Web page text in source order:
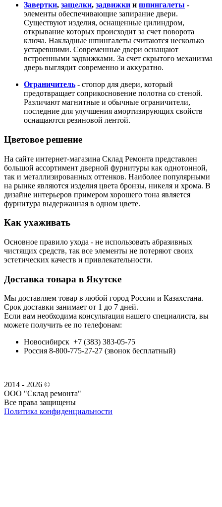
Завертки, защелки, задвижки и шпингалеты -
элементы обеспечивающие запирание двери.
Существуют изделия, оснащенные цилиндром,
открывание которых происходит за счет поворота
ключа. Накладные шпингалеты считаются несколько
устаревшими. Современные двери оснащают
встроенными задвижками. За счет скрытого механизма
дверь выглядит современно и аккуратно.
Ограничитель - стопор для двери, который
предотвращает соприкосновение полотна со стеной.
Различают магнитные и обычные ограничители,
последние для улучшения амортизирующих свойств
оснащаются резиновой лентой.
Цветовое решение
На сайте интернет-магазина Склад Ремонта представлен
большой ассортимент дверной фурнитуры как однотонной,
так и металлизированных оттенков. Наиболее популярными
на рынке являются изделия цвета бронзы, никеля и хрома. В
дизайне интерьеров примером хорошего тона является
фурнитура выдержанная в одном цвете.
Как ухаживать
Основное правило ухода - не использовать абразивных
чистящих средств, так все элементы не потеряют своих
эстетических качеств и привлекательности.
Доставка товара в Якутске
Мы доставляем товар в любой город России и Казахстана.
Срок доставки занимает от 1 до 7 дней.
Если вам необходима консультация нашего специалиста, вы
можете получить ее по телефонам:
Новосибирск +7 (383) 383-05-75
Россия 8-800-775-27-27 (звонок бесплатный)
2014 - 2026 ©
ООО "Склад ремонта"
Все права защищены
Политика конфиденциальности